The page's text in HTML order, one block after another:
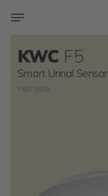
KWC F5
Smart Urinal Sensor
F5EF3008